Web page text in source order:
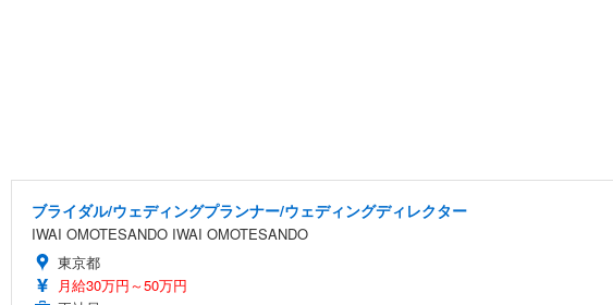
ブライダル/ウェディングプランナー/ウェディングディレクター
IWAI OMOTESANDO IWAI OMOTESANDO
東京都
月給30万円～50万円